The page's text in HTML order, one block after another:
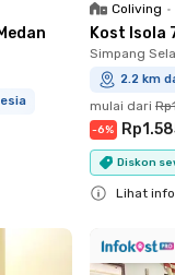
Coliving •
Kost Isola
Simpang
2.2 km
mulai dari
-6%
Diskon
Lihat